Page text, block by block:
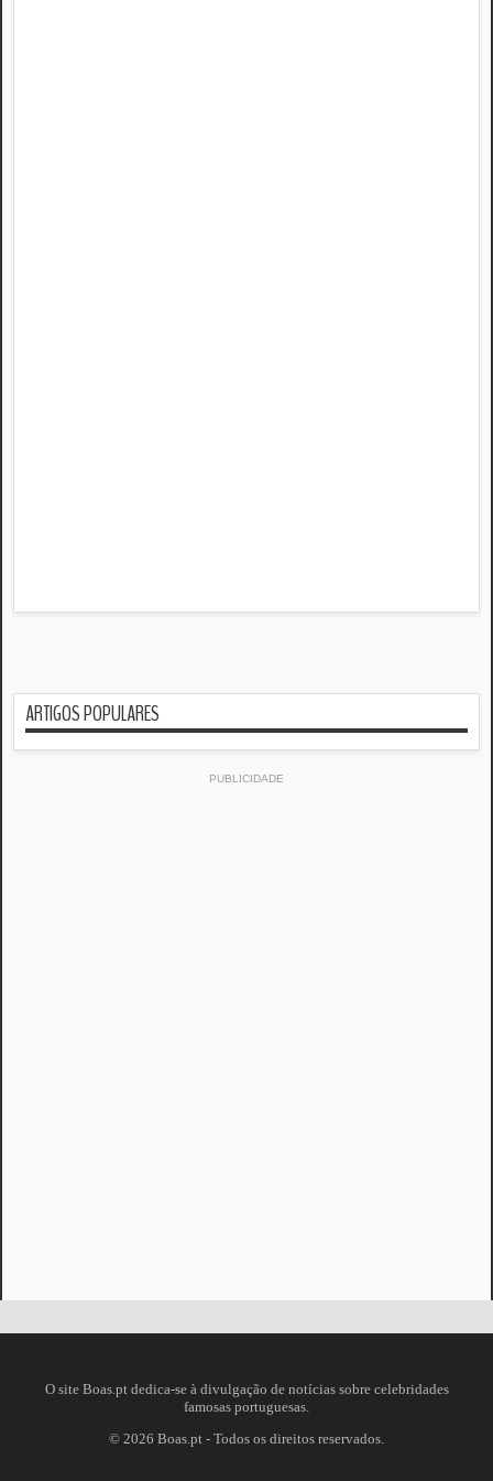
ARTIGOS POPULARES
PUBLICIDADE
O site Boas.pt dedica-se à divulgação de notícias sobre celebridades
famosas portuguesas.
© 2026 Boas.pt - Todos os direitos reservados.